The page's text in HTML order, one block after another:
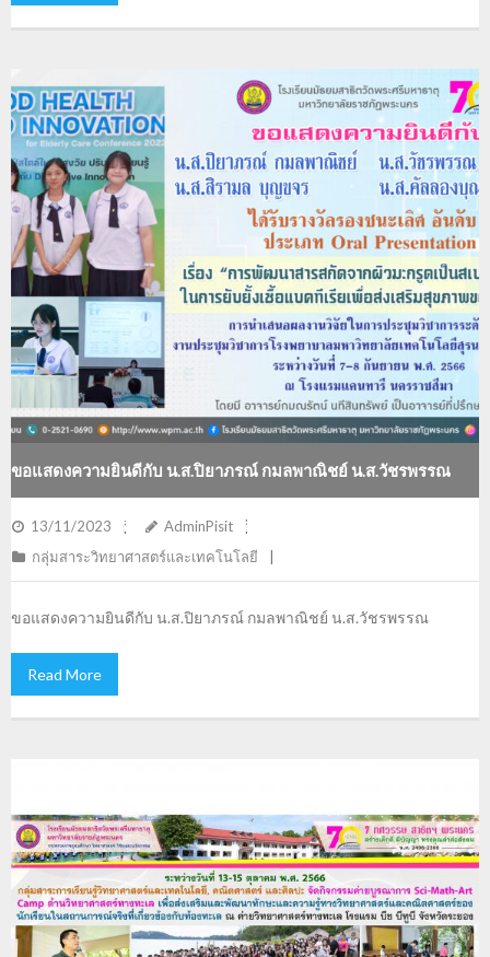
ขอแสดงความยินดีกับ น.ส.ปิยาภรณ์ กมลพาณิชย์ น.ส.วัชรพรรณ
โรจน์รุ่งมณี น.ส.สิรามล บุญขจร และน.ส.คัลลองบุณย์ บุญจรัส
13/11/2023
AdminPisit
กลุ่มสาระวิทยาศาสตร์และเทคโนโลยี
ขอแสดงความยินดีกับ น.ส.ปิยาภรณ์ กมลพาณิชย์ น.ส.วัชรพรรณ
Read More